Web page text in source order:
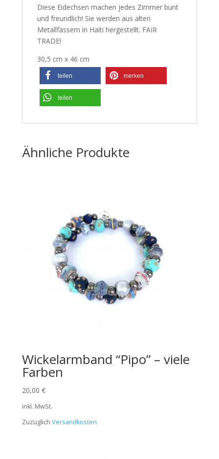
Diese Eidechsen machen jedes Zimmer bunt
und freundlich! Sie werden aus alten
Metallfässern in Haiti hergestellt. FAIR
TRADE!
30,5 cm x 46 cm
teilen merken
teilen
Ähnliche Produkte
Wickelarmband “Pipo” – viele
Farben
20,00 €
inkl. MwSt.
Zuzüglich Versandkosten